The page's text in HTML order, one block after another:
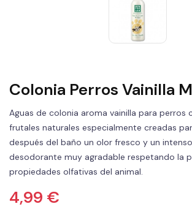
Colonia Perros Vainilla
Aguas de colonia aroma vainilla para perros
frutales naturales especialmente creadas
después del baño un olor fresco y un
desodorante muy agradable respetando la
propiedades olfativas del animal.
4,99 €